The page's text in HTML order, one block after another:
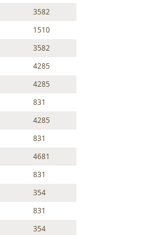
3582
1510
3582
4285
4285
831
4285
831
4681
831
354
831
354